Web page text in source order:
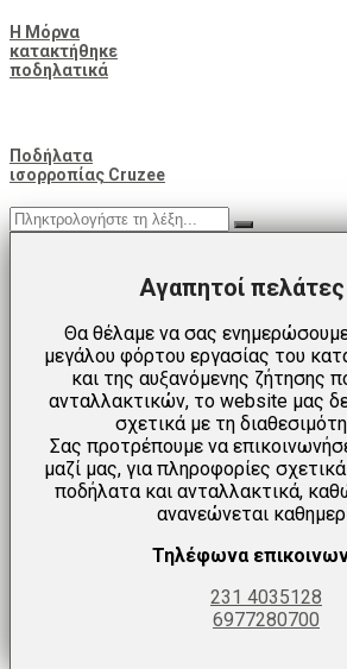
Η Μόρνα
κατακτήθηκε
ποδηλατικά
Ποδήλατα
ισορροπίας Cruzee
Αγαπητοί πελάτες
Θα θέλαμε να σας
μεγάλου φόρτου εργασίας του
και της αυξανόμενης ζήτησης
ανταλλακτικών, το website μας
σχετικά με τη
Σας προτρέπουμε να
μαζί μας, για πληροφορίες
ποδήλατα και ανταλλακτικά,
ανανεώνεται
Τηλέφωνα
231 4035128
6977280700